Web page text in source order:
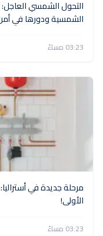
التحول الشمسي العاجل:
الشمسية ودورها في
03:23 مساءً
مرحلة جديدة في
الأولى!
03:23 مساءً